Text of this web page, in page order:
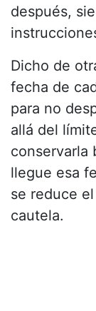
después,
Dicho de
fecha de
para no
allá del
conservarla
llegue esa
se reduce
cautela.